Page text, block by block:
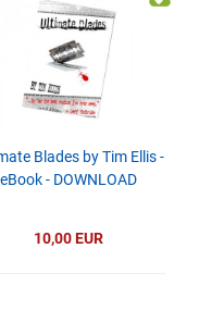
Blades by Tim Ellis -
eBook - DOWNLOAD
10,00 EUR